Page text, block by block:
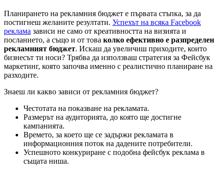
Планирането на рекламния бюджет е първата стъпка, за да
постигнеш желаните резултати. Успехът на всяка Facebook
реклама зависи не само от креативността на визията и
посланието, а също и от това колко ефективно е разпределен
рекламният бюджет. Искаш да увеличиш приходите, които
бизнесът ти носи? Трябва да използваш стратегия за Фейсбук
маркетинг, която започва именно с реалистично планиране на
разходите.
Знаеш ли какво зависи от рекламния бюджет?
Честотата на показване на рекламата.
Размерът на аудиторията, до която ще достигне
кампанията.
Времето, за което ще се задържи рекламата в
информационния поток на дадените потребители.
Успешното конкуриране с подобна фейсбук реклама в
същата ниша.